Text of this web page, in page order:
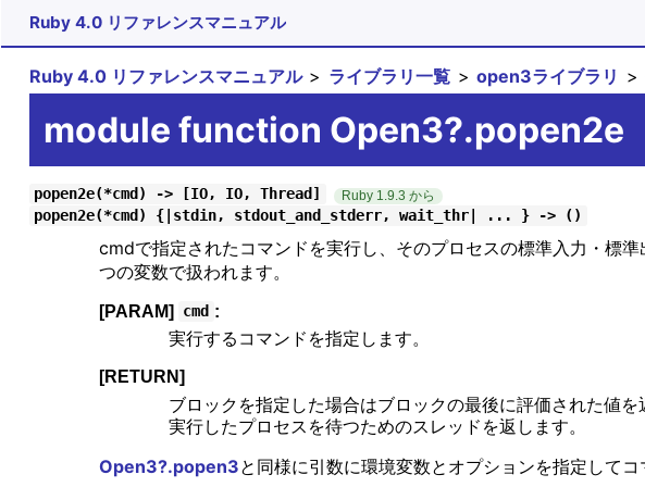
Ruby 4.0 リファレンスマニュアル
Ruby 4.0 リファレンスマニュアル ライブラリ一覧 open3ライブラリ
module function Open3?.popen2e
popen2e(*cmd) -> [IO, IO, Thread] Ruby 1.9.3 から
popen2e(*cmd) {|stdin, stdout_and_stderr, wait_thr| ... } -> ()
cmdで指定されたコマンドを実行し、そのプロセスの標準入力・標
つの変数で扱われます。
[PARAM] cmd :
実行するコマンドを指定します。
[RETURN]
ブロックを指定した場合はブロックの最後に評価された値
実行したプロセスを待つためのスレッドを返します。
Open3?.popen3と同様に引数に環境変数とオプションを指定してコ